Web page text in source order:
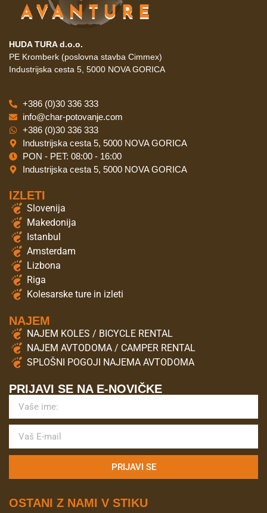
HUDA TURA d.o.o.
PE Kromberk (poslovna stavba Cimmex)
Industrijska cesta 5, 5000 NOVA GORICA
+386 (0)30 336 333
info@char-potovanje.com
+386 (0)30 336 333
Industrijska cesta 5, 5000 NOVA GORICA
PON - PET: 08:00 - 16:00
Industrijska cesta 5, 5000 NOVA GORICA
IZLETI
Slovenija
Makedonija
Istanbul
Amsterdam
Lizbona
Riga
Kolesarske ture in izleti
NAJEM
NAJEM KOLES / BICYCLE RENTAL
NAJEM AVTODOMA / CAMPER RENTAL
SPLOŠNI POGOJI NAJEMA AVTODOMA
PRIJAVI SE NA E-NOVIČKE
PRIJAVI SE
OSTANI Z NAMI V STIKU